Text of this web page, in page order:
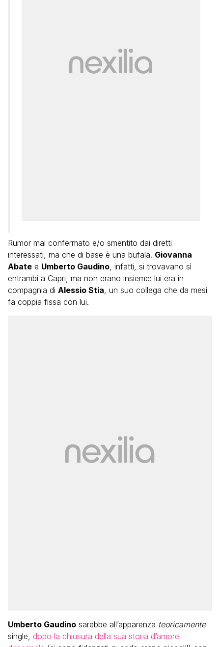
Rumor mai confermato e/o smentito dai diretti
interessati, ma che di base è una bufala. Giovanna
Abate e Umberto Gaudino, infatti, si trovavano sì
entrambi a Capri, ma non erano insieme: lui era in
compagnia di Alessio Stia, un suo collega che da mesi
fa coppia fissa con lui.
Umberto Gaudino sarebbe all’apparenza teoricamente
single, dopo la chiusura della sua storia d’amore